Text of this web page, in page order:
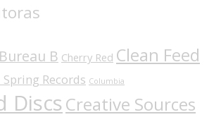
Bureau B Cherry Red Clean Feed
Spring Records Columbia
Discs Creative Sources